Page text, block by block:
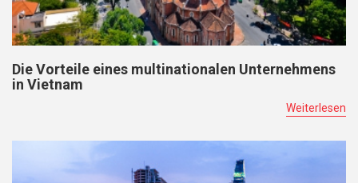
Die Vorteile eines multinationalen Unternehmens
in Vietnam
Weiterlesen